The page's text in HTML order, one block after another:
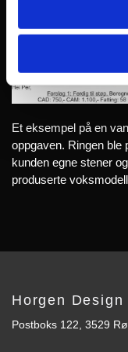
Et eksempel på en
oppgaven. Ringen ble
kunden egne stener
produserte
Horgen Design
Postboks 122, 3529